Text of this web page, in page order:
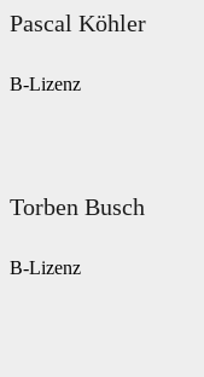
Pascal Köhler
B-Lizenz
Torben Busch
B-Lizenz